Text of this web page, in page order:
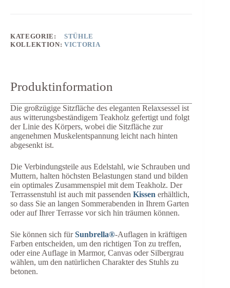
KATEGORIE:
STÜHLE
KOLLEKTION: VICTORIA
Produktinformation
Die großzügige Sitzfläche des eleganten Relaxsessel ist
aus witterungsbeständigem Teakholz gefertigt und folgt
der Linie des Körpers, wobei die Sitzfläche zur
angenehmen Muskelentspannung leicht nach hinten
abgesenkt ist.
Die Verbindungsteile aus Edelstahl, wie Schrauben und
Muttern, halten höchsten Belastungen stand und bilden
ein optimales Zusammenspiel mit dem Teakholz. Der
Terrassenstuhl ist auch mit passenden Kissen erhältlich,
so dass Sie an langen Sommerabenden in Ihrem Garten
oder auf Ihrer Terrasse vor sich hin träumen können.
Sie können sich fürSunbrella®-Auflagen in kräftigen
Farben entscheiden, um den richtigen Ton zu treffen,
oder eine Auflage in Marmor, Canvas oder Silbergrau
wählen, um den natürlichen Charakter des Stuhls zu
betonen.